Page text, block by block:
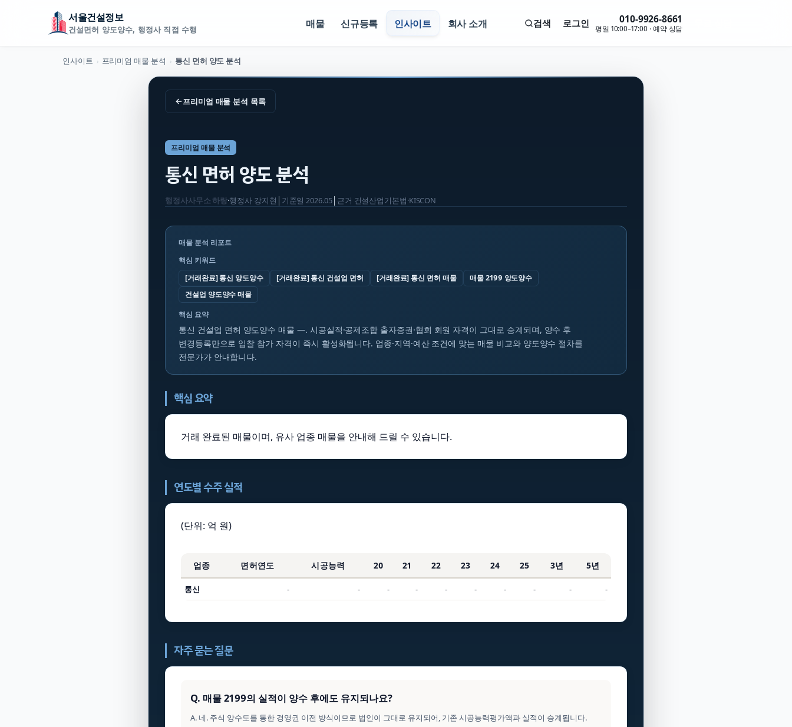
서울건설정보
건설면허 양도양수, 행정사 직접 수행
검색 로그인 010-9926-8661
평일 10:00–17:00 · 예약 상담
매물 신규등록 인사이트 회사 소개
인사이트 › 프리미엄 매물 분석 › 통신 면허 양도 분석
←프리미엄 매물 분석 목록
프리미엄 매물 분석
통신 면허 양도 분석
행정사사무소 하랑·행정사 강지현 기준일2026.05│ 근거 건설산업기본법·KISCON
매물 분석 리포트
핵심 키워드
[거래완료] 통신 양도양수
[거래완료] 통신 건설업 면허 [거래완료] 통신 면허 매물
매물 2199 양도양수
건설업 양도양수 매물
핵심 요약
통신 건설업 면허 양도양수 매물 —. 시공실적·공제조합 출자증권·협회 회원 자격이 그대로 승계되며, 양수 후
변경등록만으로 입찰 참가 자격이 즉시 활성화됩니다. 업종·지역·예산 조건에 맞는 매물 비교와 양도양수 절차를
전문가가 안내합니다.
핵심 요약
거래 완료된 매물이며, 유사 업종 매물을 안내해 드릴 수 있습니다.
연도별 수주 실적
(단위: 억 원)
업종 면허연도 시공능력 20 21 22 23 24 25 3년 5년
통신 - - - - - - - - - -
자주 묻는 질문
Q. 매물 2199의 실적이 양수 후에도 유지되나요?
A. 네. 주식 양수도를 통한 경영권 이전 방식이므로 법인이 그대로 유지되어, 기존 시공능력평가액과 실적이 승계됩니다.